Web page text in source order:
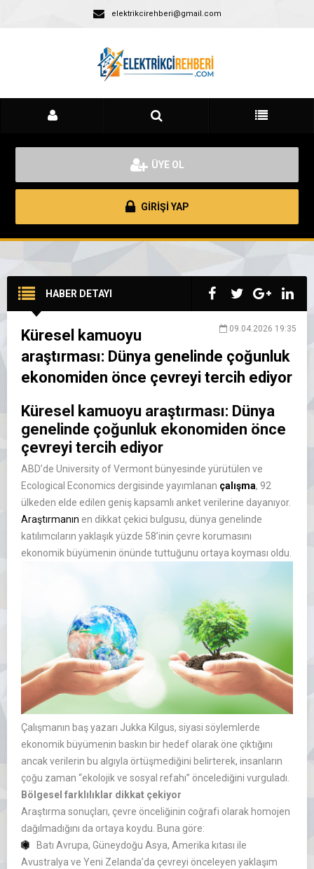
elektrikcirehberi@gmail.com
ÜYE OL
GİRİŞİ YAP
HABER DETAYI
09.04.2026 19:35
Küresel kamuoyu
araştırması: Dünya genelinde çoğunluk
ekonomiden önce çevreyi tercih ediyor
Küresel kamuoyu araştırması: Dünya
genelinde çoğunluk ekonomiden önce
çevreyi tercih ediyor
ABD’de University of Vermont bünyesinde yürütülen ve
Ecological Economics dergisinde yayımlanan çalışma, 92
ülkeden elde edilen geniş kapsamlı anket verilerine dayanıyor.
Araştırmanın en dikkat çekici bulgusu, dünya genelinde
katılımcıların yaklaşık yüzde 58’inin çevre korumasını
ekonomik büyümenin önünde tuttuğunu ortaya koyması oldu.
Çalışmanın baş yazarı Jukka Kilgus, siyasi söylemlerde
ekonomik büyümenin baskın bir hedef olarak öne çıktığını
ancak verilerin bu algıyla örtüşmediğini belirterek, insanların
çoğu zaman “ekolojik ve sosyal refahı” öncelediğini vurguladı.
Bölgesel farklılıklar dikkat çekiyor
Araştırma sonuçları, çevre önceliğinin coğrafi olarak homojen
dağılmadığını da ortaya koydu. Buna göre:
Batı Avrupa, Güneydoğu Asya, Amerika kıtası ile
Avustralya ve Yeni Zelanda’da çevreyi önceleyen yaklaşım